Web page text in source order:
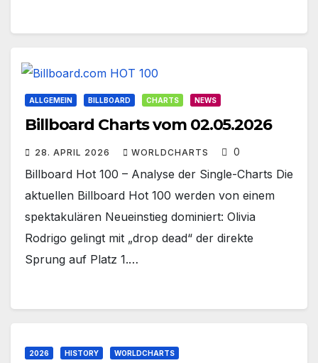
ALLGEMEIN BILLBOARD CHARTS NEWS
Billboard Charts vom 02.05.2026
28. APRIL 2026 WORLDCHARTS 0
Billboard Hot 100 – Analyse der Single-Charts Die
aktuellen Billboard Hot 100 werden von einem
spektakulären Neueinstieg dominiert: Olivia
Rodrigo gelingt mit „drop dead“ der direkte
Sprung auf Platz 1.…
2026 HISTORY WORLDCHARTS